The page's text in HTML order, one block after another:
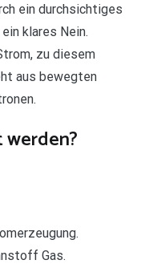
ein durchsichtiges
klares Nein.
zu diesem
aus bewegten
Gas.